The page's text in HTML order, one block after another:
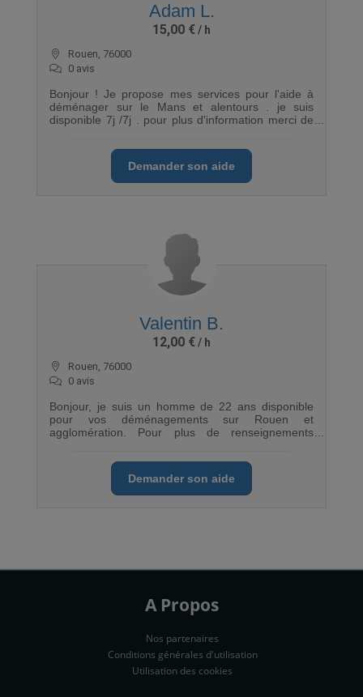
Adam L.
15,00 €
Rouen, 76000
0 avis
Bonjour ! Je propose mes services pour l'aide à
déménager sur le Mans et alentours . je suis
disponible 7j /7j . pour plus d'information merci de
Cordialement
Demander son aide
Valentin B.
12,00 €
Rouen, 76000
0 avis
Bonjour, je suis un homme de 22 ans disponible
pour vos déménagements sur Rouen et
agglomération. Pour plus de renseignements
Demander son aide
A Propos
Nos partenaires
Conditions générales d'utilisation
Utilisation des cookies